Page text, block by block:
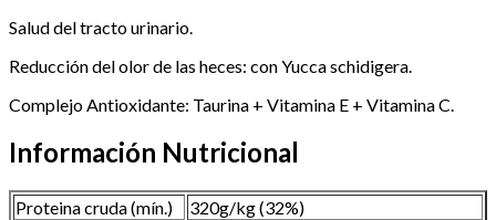
Salud del tracto urinario.
Reducción del olor de las heces: con Yucca schidigera.
Complejo Antioxidante: Taurina + Vitamina E + Vitamina C.
Información Nutricional
Proteina cruda (mín.)
320g/kg (32%)